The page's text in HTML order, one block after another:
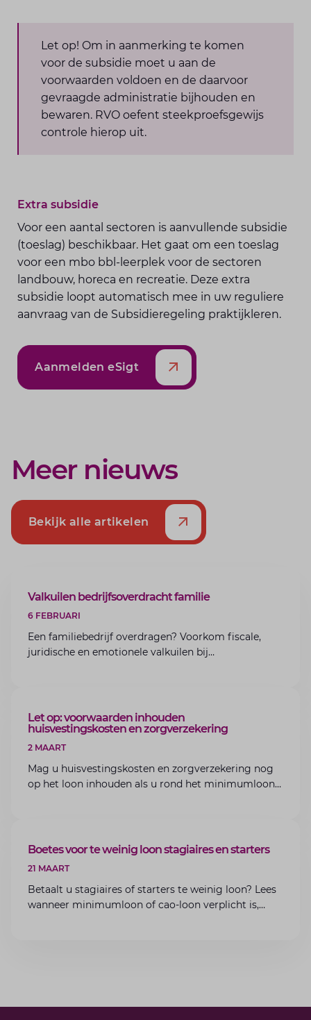
Let op! Om in aanmerking te komen
voor de subsidie moet u aan de
voorwaarden voldoen en de daarvoor
gevraagde administratie bijhouden en
bewaren. RVO oefent steekproefsgewijs
controle hierop uit.
Extra subsidie
Voor een aantal sectoren is aanvullende subsidie
(toeslag) beschikbaar. Het gaat om een toeslag
voor een mbo bbl-leerplek voor de sectoren
landbouw, horeca en recreatie. Deze extra
subsidie loopt automatisch mee in uw reguliere
aanvraag van de Subsidieregeling praktijkleren.
Aanmelden eSigt
Meer nieuws
Bekijk alle artikelen
ARTIKEL
Valkuilen bedrijfsoverdracht familie
6 FEBRUARI
Een familiebedrijf overdragen? Voorkom fiscale,
juridische en emotionele valkuilen bij
ARTIKEL
Let op: voorwaarden inhouden
huisvestingskosten en zorgverzekering
2 MAART
Mag u huisvestingskosten en zorgverzekering nog
op het loon inhouden als u rond het minimumloon
ARTIKEL
Boetes voor te weinig loon stagiaires en starters
21 MAART
Betaalt u stagiaires of starters te weinig loon? Lees
wanneer minimumloon of cao-loon verplicht is,